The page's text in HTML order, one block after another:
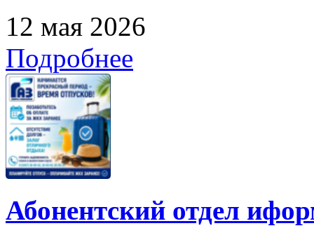
12 мая 2026
Подробнее
Абонентский отдел